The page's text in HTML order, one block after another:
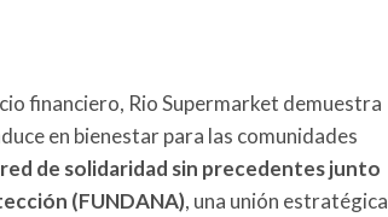
financiero, Rio Supermarket demuestra
en bienestar para las comunidades
red de solidaridad sin precedentes junto
(FUNDANA), una unión estratégica